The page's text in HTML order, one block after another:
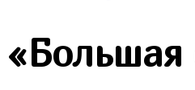
«Большая